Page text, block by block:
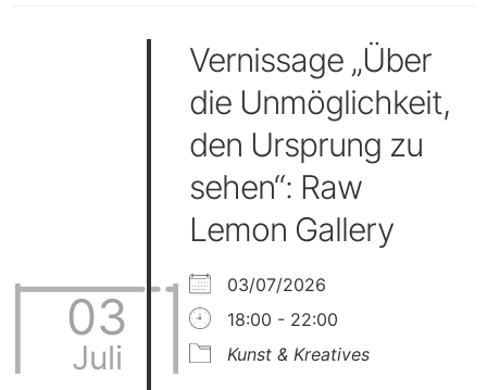
03
Juli
Vernissage „Über
die Unmöglichkeit,
den Ursprung zu
sehen“: Raw
Lemon Gallery
03/07/2026
18:00 - 22:00
Kunst & Kreatives